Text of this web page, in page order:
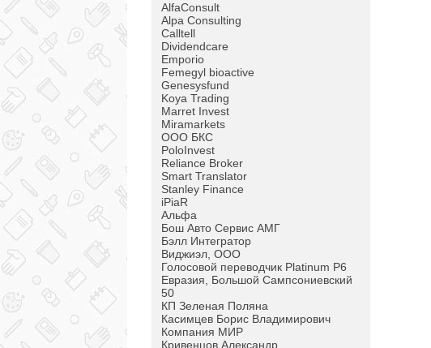
AlfaConsult
Alpa Consulting
Calltell
Dividendcare
Emporio
Femegyl bioactive
Genesysfund
Koya Trading
Marret Invest
Miramarkets
OOO БКС
PoloInvest
Reliance Broker
Smart Translator
Stanley Finance
iPiaR
Альфа
Бош Авто Сервис АМГ
Бэлл Интегратор
Виджиэл, ООО
Голосовой переводчик Platinum P6
Евразия, Большой Сампсониевский
50
КП Зеленая Поляна
Касимцев Борис Владимирович
Компания МИР
Кривенцов Александр